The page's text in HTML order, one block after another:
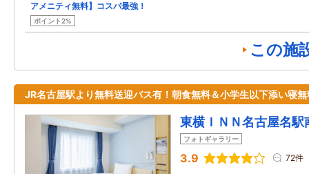
アメニティ無料】コスパ最強！
ポイント2%
この施
JR名古屋駅より無料送迎バス有！朝食無料＆小学生以下添い寝
東横ＩＮＮ名古屋名駅
フォトギャラリー
3.9 72件